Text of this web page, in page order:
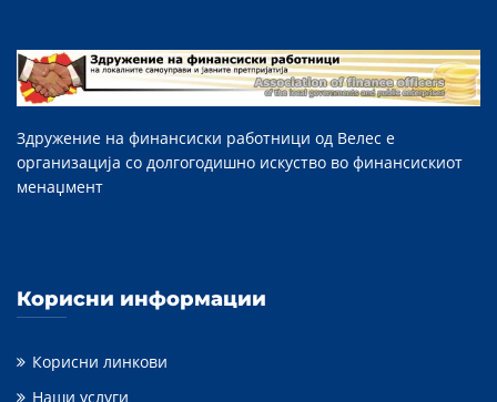
Здружение на финансиски работници од Велес е
организација со долгогодишно искуство во финансискиот
менаџмент
Корисни информации
Корисни линкови
Наши услуги